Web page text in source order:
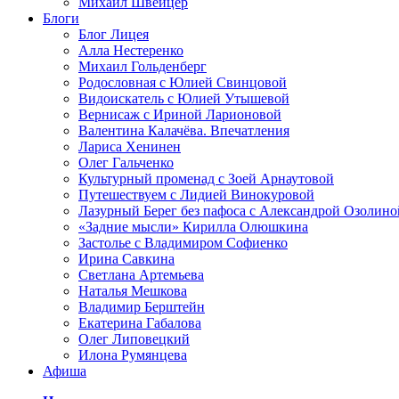
Блоги
Блог Лицея
Алла Нестеренко
Михаил Гольденберг
Родословная с Юлией Свинцовой
Видоискатель с Юлией Утышевой
Вернисаж с Ириной Ларионовой
Валентина Калачёва. Впечатления
Лариса Хенинен
Олег Гальченко
Культурный променад с Зоей Арнаутовой
Путешествуем с Лидией Винокуровой
Лазурный Берег без пафоса с Александрой
«Задние мысли» Кирилла Олюшкина
Застолье с Владимиром Софиенко
Ирина Савкина
Светлана Артемьева
Наталья Мешкова
Владимир Берштейн
Екатерина Габалова
Олег Липовецкий
Илона Румянцева
Афиша